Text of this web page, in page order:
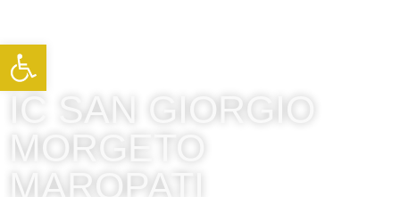
IC SAN GIORGIO
MORGETO
MAROPATI
Apri la barra degli strumenti